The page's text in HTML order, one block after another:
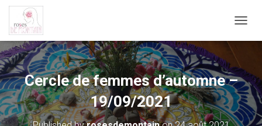
U
I
R
/
F
E
Cercle de femmes d’automne –
19/09/2021